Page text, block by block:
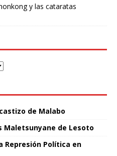
y las cataratas
de Malabo
Maletsunyane de Lesoto
Represión Política en